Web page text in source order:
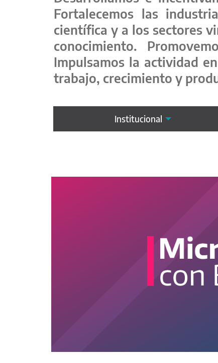
Fortalecemos las
científica y a los sectores
conocimiento.
Impulsamos la actividad
trabajo, crecimiento y
Institucional